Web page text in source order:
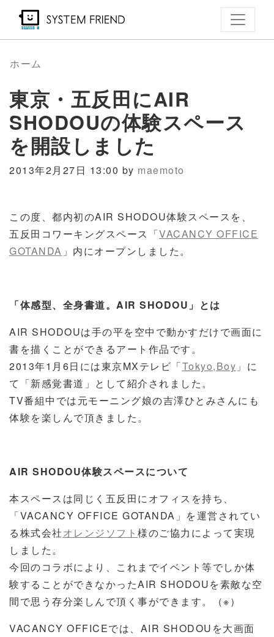
ン
コ
テ
ン
ツ
ホーム
東京・五反田にAIR
SHODOUの体験スペース
を開設しました
2013年2月27日 13:00 by maemoto
この度、都内初のAIR SHODOU体験スペースを、
五反田コワーキングスペース「VACANCY OFFICE
GOTANDA 」内にオープンしました。
「体感型、全身書道。AIR SHODOU」とは
AIR SHODOUは手の平を空中で動かすだけで画面に
書を描くことができるアート作品です。
2013年1月6日には東京MXテレビ「Tokyo,Boy 」に
て「新感覚書道」として紹介されました。
TV番組中では元モーニング娘の吉澤ひとみさんにも
体験を楽しんで頂きました。
AIR SHODOU体験スペースについて
本スペースは同じく五反田にオフィスを持ち、
「VACANCY OFFICE GOTANDA」を運営されてい
る株式会社オレンジソフト 様のご協力によって実現
しました。
今回のコラボにより、これまでイベント等でしか体
験することができなかったAIR SHODOUを素敵な空
間で思う存分楽しんで頂く事ができます。（※）
VACANCY OFFICEでは、AIR SHODOUを大画面